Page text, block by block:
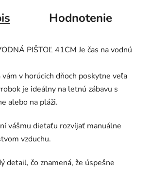
Hodnotenie
PIŠTOĽ 41CM Je čas na vodnú
v horúcich dňoch poskytne veľa
je ideálny na letnú zábavu s
alebo na pláži.
vášmu dieťaťu rozvíjať manuálne
vzduchu.
detail, čo znamená, že úspešne